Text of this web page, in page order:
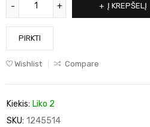
Į KREPŠELĮ
PIRKTI
Wishlist Compare
Kiekis: Liko 2
SKU: 1245514